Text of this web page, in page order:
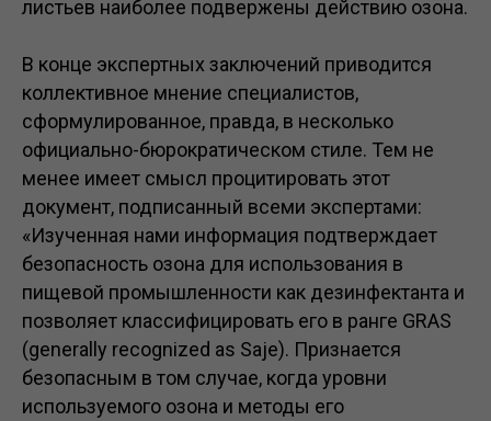
листьев наиболее подвержены действию озона.
В конце экспертных заключений приводится
коллективное мнение специалистов,
сформулированное, правда, в несколько
официально-бюрократическом стиле. Тем не
менее имеет смысл процитировать этот
документ, подписанный всеми экспертами:
«Изученная нами информация подтверждает
безопасность озона для использования в
пищевой промышленности как дезинфектанта и
позволяет классифицировать его в ранге GRAS
(generally recognized as Saje). Признается
безопасным в том случае, когда уровни
используемого озона и методы его